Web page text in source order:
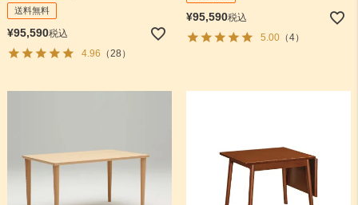
送料無料
¥95,590税込
4.96 （28）
¥95,590税込
5.00（4）